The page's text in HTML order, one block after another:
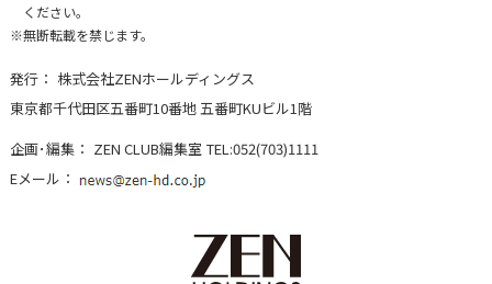
ください。
無断転載を禁じます。
発行： 株式会社ZENホールディングス
東京都千代田区五番町10番地 五番町KUビル1階
企画･編集： ZEN CLUB編集室 TEL:052(703)1111
Eメール：